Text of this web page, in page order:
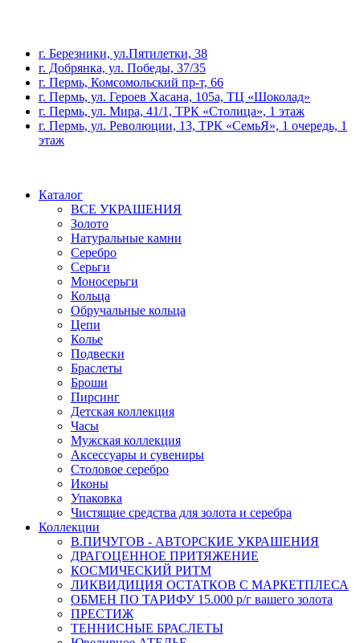
г. Березники, ул.Пятилетки, 38
г. Добрянка, ул. Победы, 37/35
г. Пермь, Комсомольский пр-т, 66
г. Пермь, ул. Героев Хасана, 105а, ТЦ «Шоколад»
г. Пермь, ул. Мира, 41/1, ТРК «Столица», 1 этаж
г. Пермь, ул. Революции, 13, ТРК «СемьЯ», 1 очередь, 1
этаж
Каталог
ВСЕ УКРАШЕНИЯ
Золото
Натуральные камни
Серебро
Серьги
Моносерьги
Кольца
Обручальные кольца
Цепи
Колье
Подвески
Браслеты
Броши
Пирсинг
Детская коллекция
Часы
Мужская коллекция
Аксессуары и сувениры
Столовое серебро
Иконы
Упаковка
Чистящие средства для золота и серебра
Коллекции
В.ПИЧУГОВ - АВТОРСКИЕ УКРАШЕНИЯ
ДРАГОЦЕННОЕ ПРИТЯЖЕНИЕ
КОСМИЧЕСКИЙ РИТМ
ЛИКВИДИЦИЯ ОСТАТКОВ С МАРКЕТПЛЕСА
ОБМЕН ПО ТАРИФУ 15.000 р/г вашего золота
ПРЕСТИЖ
ТЕННИСНЫЕ БРАСЛЕТЫ